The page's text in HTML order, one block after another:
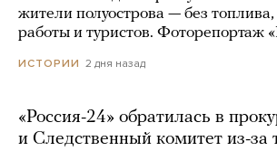
жители полуострова — без топлива,
работы и туристов. Фоторепортаж
ИСТОРИИ 2 дня назад
«Россия-24» обратилась в
и Следственный комитет из-за